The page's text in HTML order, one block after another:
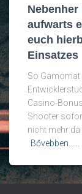
Nebenher
aufwarts
euch
Einsatzes
So Gamomat
Casino-
Shooter
nicht mehr
Bővebben...…